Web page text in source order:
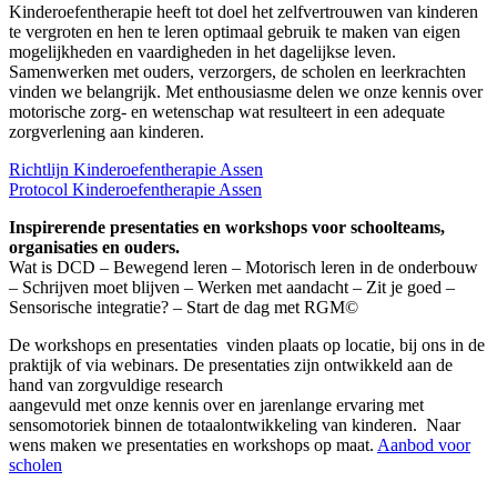
Kinderoefentherapie heeft tot doel het zelfvertrouwen van kinderen
te vergroten en hen te leren optimaal gebruik te maken van eigen
mogelijkheden en vaardigheden in het dagelijkse leven.
Samenwerken met ouders, verzorgers, de scholen en leerkrachten
vinden we belangrijk. Met enthousiasme delen we onze kennis over
motorische zorg- en wetenschap wat resulteert in een adequate
zorgverlening aan kinderen.
Richtlijn Kinderoefentherapie Assen
Protocol Kinderoefentherapie Assen
Inspirerende presentaties en workshops voor schoolteams,
organisaties en ouders.
Wat is DCD – Bewegend leren – Motorisch leren in de onderbouw
– Schrijven moet blijven – Werken met aandacht – Zit je goed –
Sensorische integratie? – Start de dag met RGM©
De workshops en presentaties vinden plaats op locatie, bij ons in de
praktijk of via webinars. De presentaties zijn ontwikkeld aan de
hand van zorgvuldige research
aangevuld met onze kennis over en jarenlange ervaring met
sensomotoriek binnen de totaalontwikkeling van kinderen. Naar
wens maken we presentaties en workshops op maat. Aanbod voor
scholen